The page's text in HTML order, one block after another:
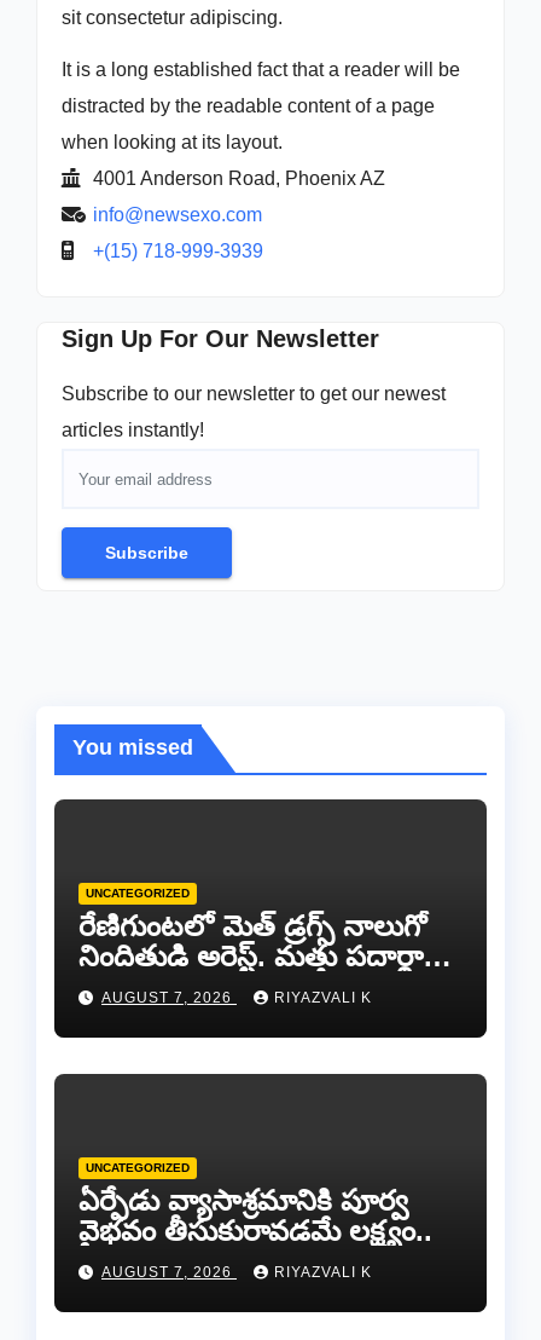
sit consectetur adipiscing.
It is a long established fact that a reader will be
distracted by the readable content of a page
when looking at its layout.
4001 Anderson Road, Phoenix AZ
info@newsexo.com
+(15) 718-999-3939
Sign Up For Our Newsletter
Subscribe to our newsletter to get our newest
articles instantly!
Subscribe
You missed
UNCATEGORIZED
రేణిగుంటలో మెత్ డ్రగ్స్ నాలుగో
నిందితుడి అరెస్ట్. మత్తు పదార్థాల
రాకెట్‌ను సమూలంగా అంతం
చేస్తాం!
AUGUST 7, 2026 RIYAZVALI K
UNCATEGORIZED
ఏర్పేడు వ్యాసాశ్రమానికి పూర్వ
వైభవం తీసుకురావడమే లక్ష్యం..
AUGUST 7, 2026 RIYAZVALI K